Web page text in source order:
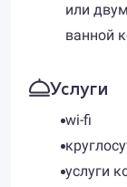
или
ванной
Услуги
wi-fi
услуги